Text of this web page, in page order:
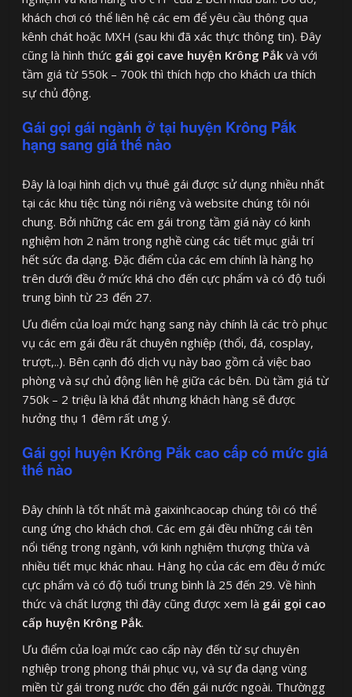
khách chơi có thể liên hệ các em để yêu cầu thông qua
kênh chát hoặc MXH (sau khi đã xác thực thông tin). Đây
cũng là hình thức gái gọi cave huyện Krông Pắk và với
tầm giá từ 550k – 700k thì thích hợp cho khách ưa thích
sự chủ động.
Gái gọi gái ngành ở tại huyện Krông Pắk
hạng sang giá thế nào
Đây là loại hình dịch vụ thuê gái được sử dụng nhiều nhất
tại các khu tiệc tùng nói riêng và website chúng tôi nói
chung. Bởi những các em gái trong tầm giá này có kinh
nghiệm hơn 2 năm trong nghề cùng các tiết mục giải trí
hết sức đa dạng. Đặc điểm của các em chính là hàng họ
trên dưới đều ở mức khá cho đến cực phẩm và có độ tuổi
trung bình từ 23 đến 27.
Ưu điểm của loại mức hạng sang này chính là các trò phục
vụ các em gái đều rất chuyên nghiệp (thổi, đá, cosplay,
trượt,..). Bên cạnh đó dịch vụ này bao gồm cả việc bao
phòng và sự chủ động liên hệ giữa các bên. Dù tầm giá từ
750k – 2 triệu là khá đắt nhưng khách hàng sẽ được
hưởng thụ 1 đêm rất ưng ý.
Gái gọi huyện Krông Pắk cao cấp có mức giá
thế nào
Đây chính là tốt nhất mà gaixinhcaocap chúng tôi có thể
cung ứng cho khách chơi. Các em gái đều những cái tên
nổi tiếng trong ngành, với kinh nghiệm thượng thừa và
nhiều tiết mục khác nhau. Hàng họ của các em đều ở mức
cực phẩm và có độ tuổi trung bình là 25 đến 29. Về hình
thức và chất lượng thì đây cũng được xem là gái gọi cao
cấp huyện Krông Pắk.
Ưu điểm của loại mức cao cấp này đến từ sự chuyên
nghiệp trong phong thái phục vụ, và sự đa dạng vùng
miền từ gái trong nước cho đến gái nước ngoài. Thườngg